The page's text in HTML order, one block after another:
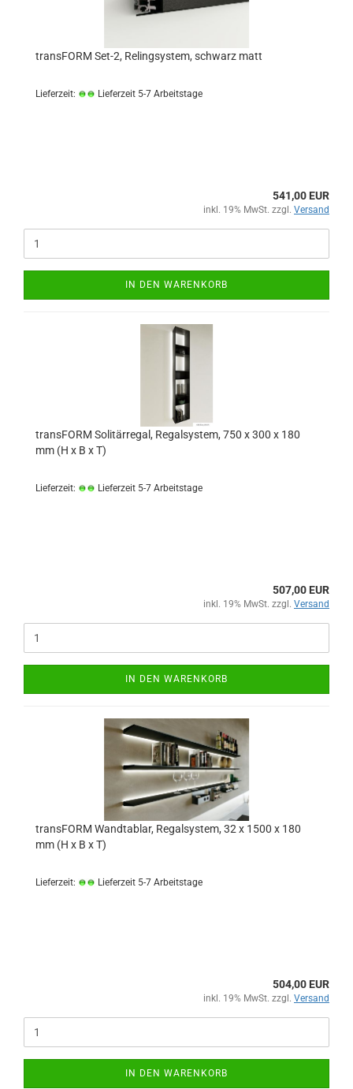
transFORM Set-2, Relingsystem, schwarz matt
Lieferzeit: Lieferzeit 5-7 Arbeitstage
541,00 EUR
inkl. 19% MwSt. zzgl. Versand
IN DEN WARENKORB
transFORM Solitärregal, Regalsystem, 750 x 300 x 180
mm (H x B x T)
Lieferzeit: Lieferzeit 5-7 Arbeitstage
507,00 EUR
inkl. 19% MwSt. zzgl. Versand
IN DEN WARENKORB
transFORM Wandtablar, Regalsystem, 32 x 1500 x 180
mm (H x B x T)
Lieferzeit: Lieferzeit 5-7 Arbeitstage
504,00 EUR
inkl. 19% MwSt. zzgl. Versand
IN DEN WARENKORB